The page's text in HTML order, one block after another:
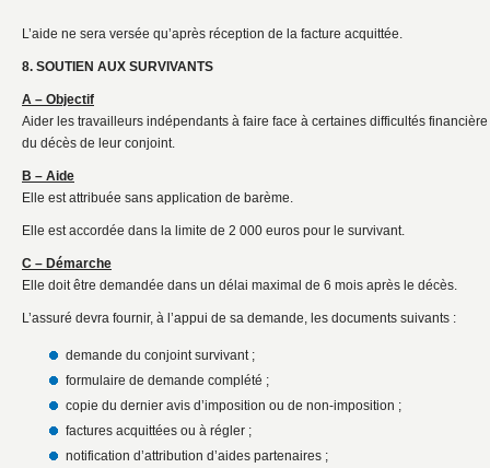
L’aide ne sera versée qu’après réception de la facture acquittée.
8. SOUTIEN AUX SURVIVANTS
A – Objectif
Aider les travailleurs indépendants à faire face à certaines difficultés
du décès de leur conjoint.
B – Aide
Elle est attribuée sans application de barème.
Elle est accordée dans la limite de 2 000 euros pour le survivant.
C – Démarche
Elle doit être demandée dans un délai maximal de 6 mois après le décès.
L’assuré devra fournir, à l’appui de sa demande, les documents suivants :
demande du conjoint survivant ;
formulaire de demande complété ;
copie du dernier avis d’imposition ou de non-imposition ;
factures acquittées ou à régler ;
notification d’attribution d’aides partenaires ;